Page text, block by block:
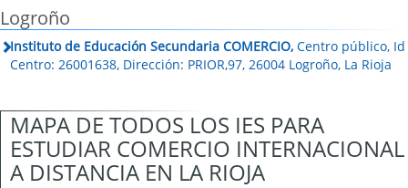
Logroño
Instituto de Educación Secundaria COMERCIO, Centro público, Id
Centro: 26001638, Dirección: PRIOR,97, 26004 Logroño, La Rioja
MAPA DE TODOS LOS IES PARA
ESTUDIAR COMERCIO INTERNACIONAL
A DISTANCIA EN LA RIOJA